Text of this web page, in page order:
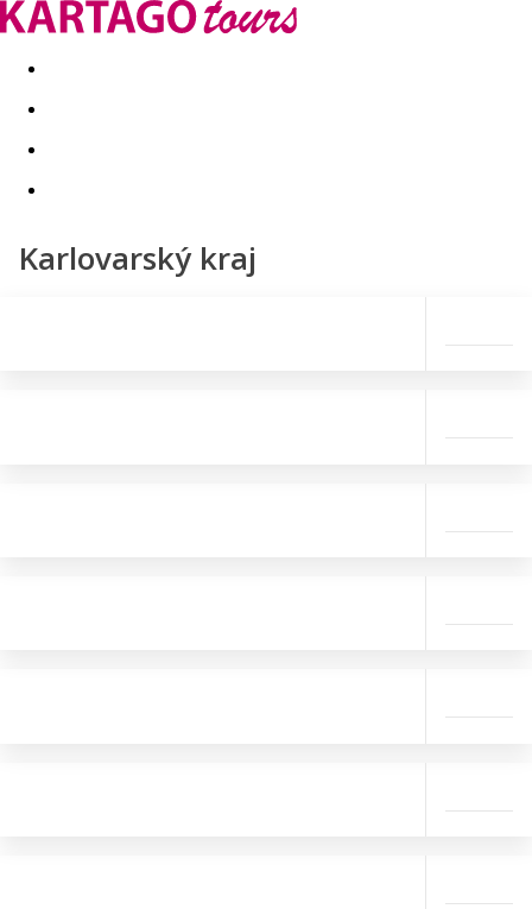
Last minute Dovolenkové kluby
Karlovarský kraj